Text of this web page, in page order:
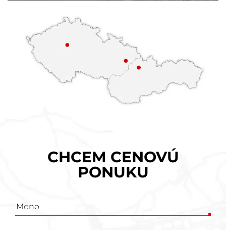
CHCEM CENOVÚ
PONUKU
Poptávkový